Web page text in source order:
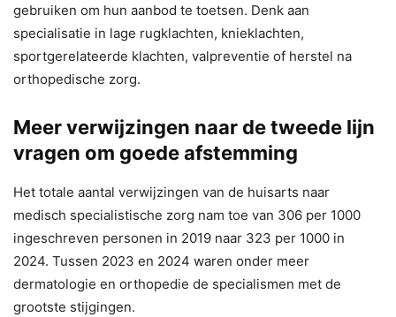
gebruiken om hun aanbod te toetsen. Denk aan
specialisatie in lage rugklachten, knieklachten,
sportgerelateerde klachten, valpreventie of herstel na
orthopedische zorg.
Meer verwijzingen naar de tweede lijn
vragen om goede afstemming
Het totale aantal verwijzingen van de huisarts naar
medisch specialistische zorg nam toe van 306 per 1000
ingeschreven personen in 2019 naar 323 per 1000 in
2024. Tussen 2023 en 2024 waren onder meer
dermatologie en orthopedie de specialismen met de
grootste stijgingen.